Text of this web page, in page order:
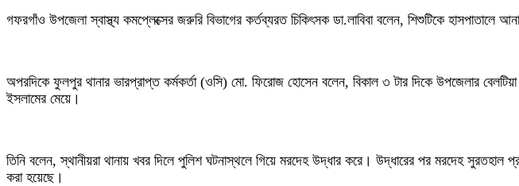
গফরগাঁও উপজেলা স্বাস্থ্য কমপ্লেক্সের জরুরি বিভাগের কর্তব্যরত চিকিৎসক ডা.লাবিবা বলেন, শিশুটিকে হাসপাতালে
অপরদিকে ফুলপুর থানার ভারপ্রাপ্ত কর্মকর্তা (ওসি) মো. ফিরোজ হোসেন বলেন, বিকাল ৩ টার দিকে উপজেলার
ইসলামের মেয়ে।
তিনি বলেন, স্থানীয়রা থানায় খবর দিলে পুলিশ ঘটনাস্থলে গিয়ে মরদেহ উদ্ধার করে। উদ্ধারের পর মরদেহ
করা হয়েছে।